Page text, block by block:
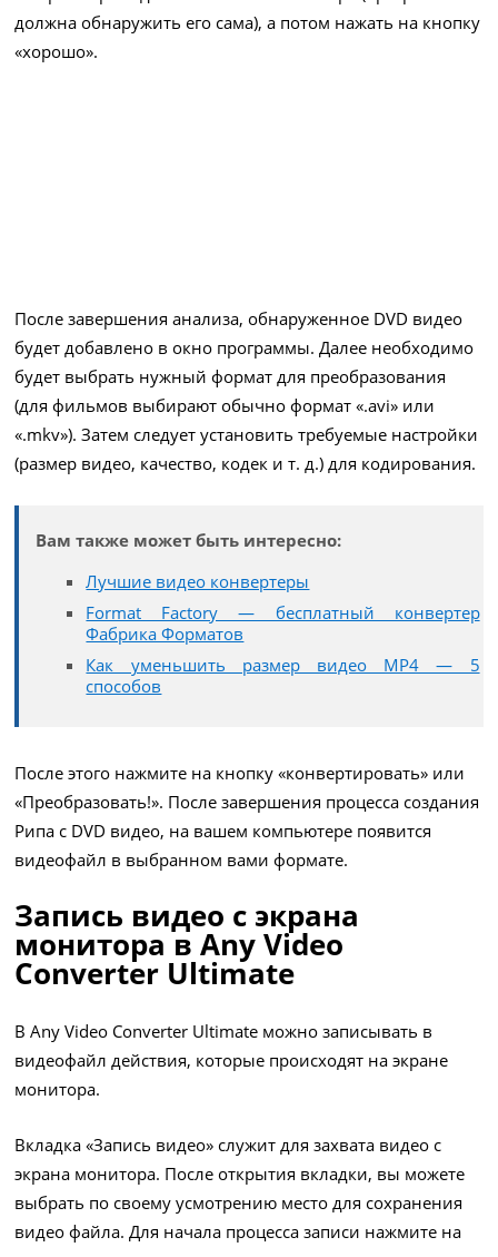
должна обнаружить его сама), а потом нажать на кнопку
«хорошо».
После завершения анализа, обнаруженное DVD видео
будет добавлено в окно программы. Далее необходимо
будет выбрать нужный формат для преобразования
(для фильмов выбирают обычно формат «.avi» или
«.mkv»). Затем следует установить требуемые настройки
(размер видео, качество, кодек и т. д.) для кодирования.
Вам также может быть интересно:
Лучшие видео конвертеры
Format Factory — бесплатный конвертер
Фабрика Форматов
Как уменьшить размер видео MP4 — 5
способов
После этого нажмите на кнопку «конвертировать» или
«Преобразовать!». После завершения процесса создания
Рипа с DVD видео, на вашем компьютере появится
видеофайл в выбранном вами формате.
Запись видео с экрана
монитора в Any Video
Converter Ultimate
В Any Video Converter Ultimate можно записывать в
видеофайл действия, которые происходят на экране
монитора.
Вкладка «Запись видео» служит для захвата видео с
экрана монитора. После открытия вкладки, вы можете
выбрать по своему усмотрению место для сохранения
видео файла. Для начала процесса записи нажмите на